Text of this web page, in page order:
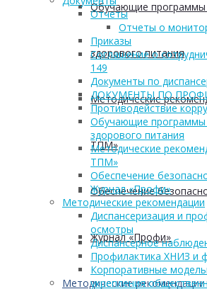
Обучающие программы
здорового питания
Методические
ТПМ»
Обеспечение
Журнал «Профи»
Методические рекомендации
Отчеты
Отчеты о
Приказы
Соглашение о
149
Документы по
ДОКУМЕНТЫ ПО
Противодействие
Обучающие программы
здорового питания
Методические
ТПМ»
Обеспечение
Журнал «Профи»
Методические рекомендации
Диспансеризация и
осмотры
Диспансерное
Профилактика ХНИЗ и
Корпоративные
укрепления